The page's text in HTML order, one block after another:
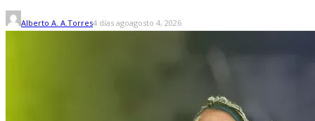
Alberto A. A.Torres4 días agoagosto 4, 2026